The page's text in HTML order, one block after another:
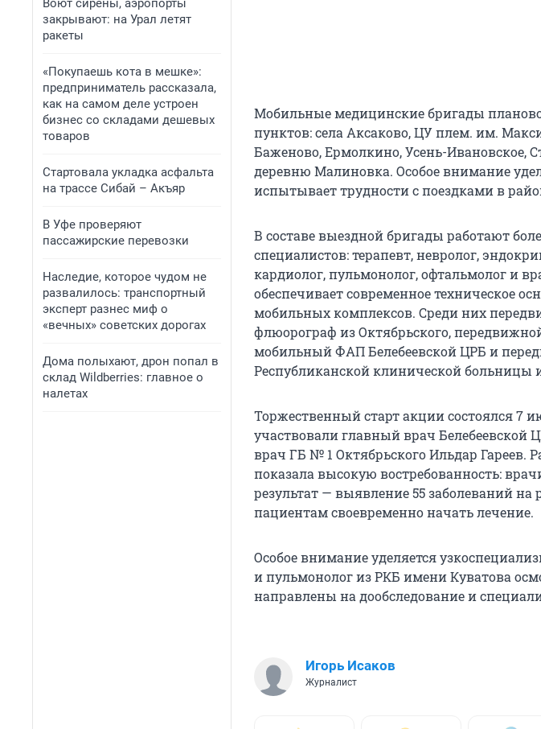
Воют сирены, аэропорты
закрывают: на Урал летят
ракеты
«Покупаешь кота в мешке»:
предприниматель рассказала,
как на самом деле устроен
бизнес со складами дешевых
товаров
Стартовала укладка асфальта
на трассе Сибай – Акъяр
В Уфе проверяют
пассажирские перевозки
Наследие, которое чудом не
развалилось: транспортный
эксперт разнес миф о
«вечных» советских дорогах
Дома полыхают, дрон попал в
склад Wildberries: главное о
налетах
Мобильные медицинские бригады
пунктов: села Аксаково, ЦУ плем. им.
Баженово, Ермолкино, Усень-Ивановское,
деревню Малиновка. Особое внимание
испытывает трудности с поездками в
В составе выездной бригады работают
специалистов: терапевт, невролог,
кардиолог, пульмонолог, офтальмолог и
обеспечивает современное техническое
мобильных комплексов. Среди них
флюорограф из Октябрьского,
мобильный ФАП Белебеевской ЦРБ и
Республиканской клинической больницы
Торжественный старт акции состоялся 7
участвовали главный врач
врач ГБ № 1 Октябрьского Ильдар Гареев.
показала высокую востребованность:
результат — выявление 55 заболеваний на
пациентам своевременно начать лечение.
Особое внимание уделяется
и пульмонолог из РКБ имени Куватова
направлены на дообследование и
Игорь Исаков
Журналист